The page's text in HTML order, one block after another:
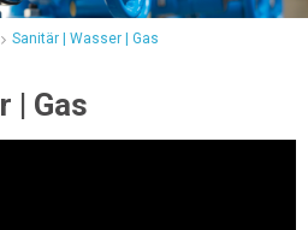
Sanitär | Wasser | Gas
| Gas